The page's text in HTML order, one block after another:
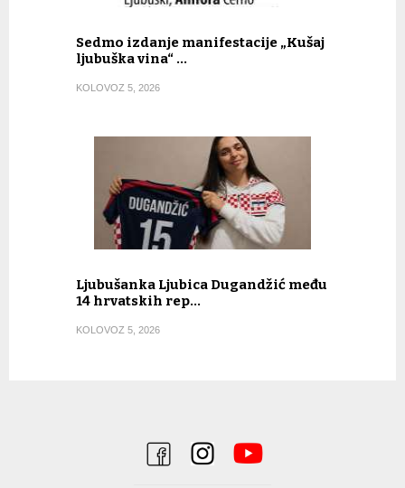
Sedmo izdanje manifestacije „Kušaj
ljubuška vina“ …
KOLOVOZ 5, 2026
Ljubušanka Ljubica Dugandžić među
14 hrvatskih rep…
KOLOVOZ 5, 2026